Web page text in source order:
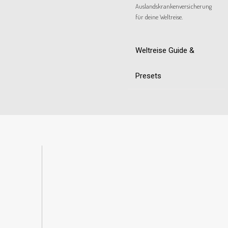
Auslandskrankenversicherung
für deine Weltreise.
Weltreise Guide &
Presets